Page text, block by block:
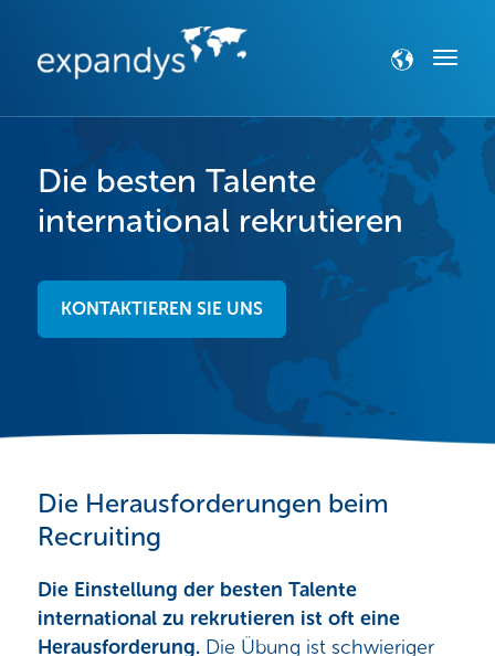
Die besten Talente
international rekrutieren
KONTAKTIEREN SIE UNS
Die Herausforderungen beim
Recruiting
Die Einstellung der besten Talente
international zu rekrutieren ist oft eine
Herausforderung.Die Übung ist schwieriger